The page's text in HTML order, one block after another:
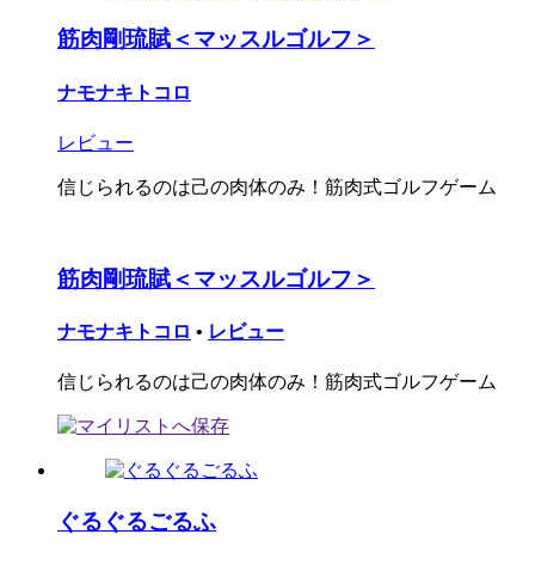
筋肉剛琉賦＜マッスルゴルフ＞
ナモナキトコロ
レビュー
信じられるのは己の肉体のみ！筋肉式ゴルフゲーム
筋肉剛琉賦＜マッスルゴルフ＞
ナモナキトコロ • レビュー
信じられるのは己の肉体のみ！筋肉式ゴルフゲーム
ぐるぐるごるふ